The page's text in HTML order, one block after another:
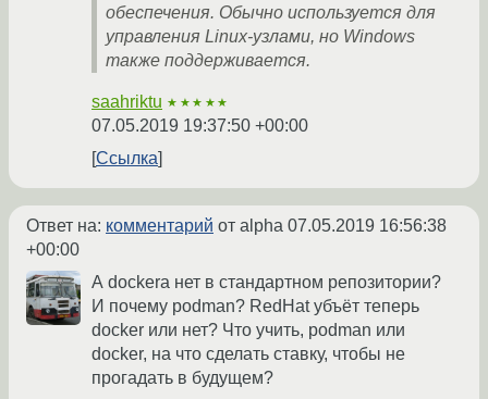
обеспечения. Обычно используется для
управления Linux-узлами, но Windows
также поддерживается.
saahriktu ★★★★★
07.05.2019 19:37:50 +00:00
Ссылка
Ответ на: комментарий от alpha 07.05.2019 16:56:38
+00:00
А dockerа нет в стандартном репозитории?
И почему podman? RedHat убъёт теперь
docker или нет? Что учить, podman или
docker, на что сделать ставку, чтобы не
прогадать в будущем?